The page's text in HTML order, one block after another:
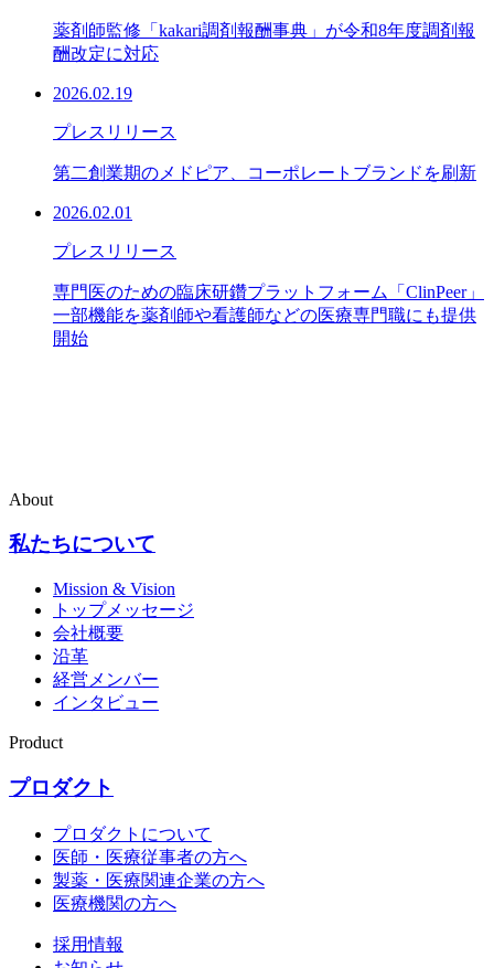
薬剤師監修「kakari調剤報酬事典」が令和8年度調剤報
酬改定に対応
2026.02.19
プレスリリース
第二創業期のメドピア、コーポレートブランドを刷新
2026.02.01
プレスリリース
専門医のための臨床研鑽プラットフォーム「ClinPeer」
一部機能を薬剤師や看護師などの医療専門職にも提供
開始
About
私たちについて
Mission & Vision
トップメッセージ
会社概要
沿革
経営メンバー
インタビュー
Product
プロダクト
プロダクトについて
医師・医療従事者の方へ
製薬・医療関連企業の方へ
医療機関の方へ
採用情報